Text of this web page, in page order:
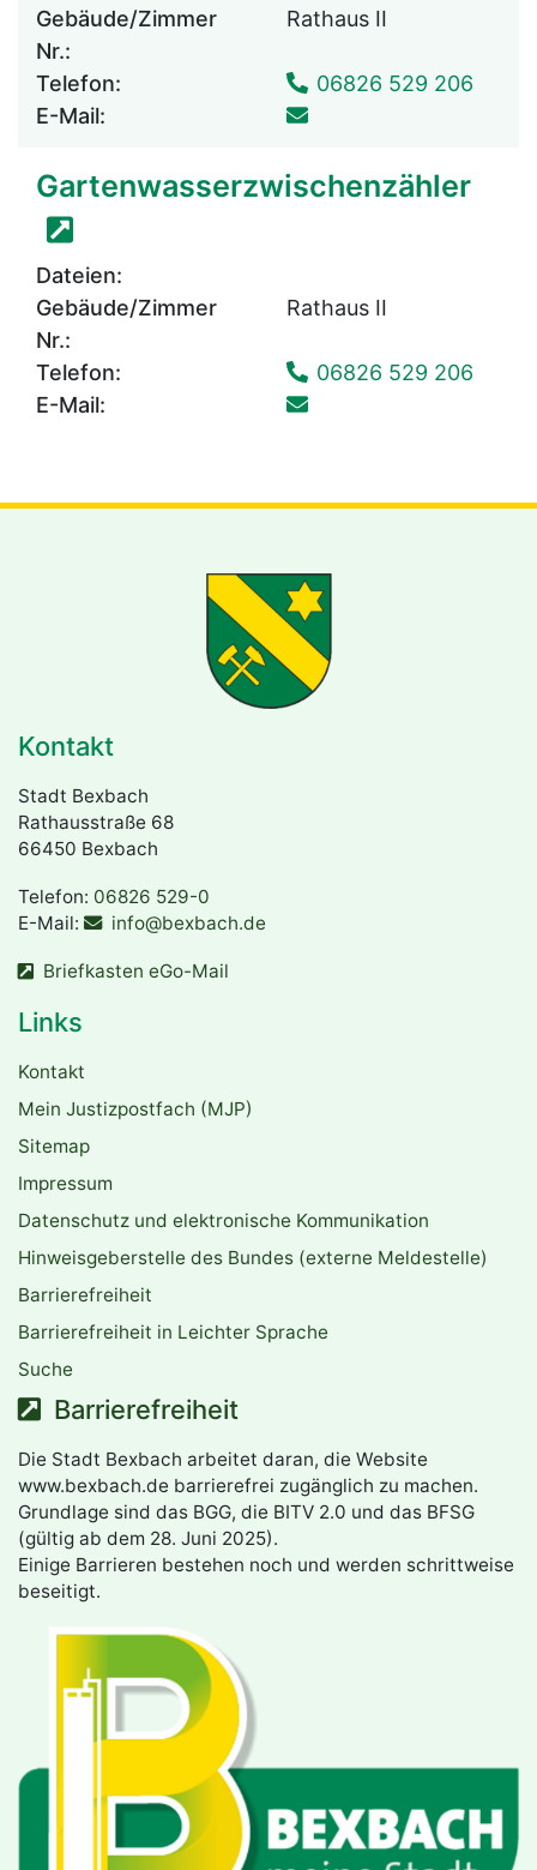
Gebäude/Zimmer
Nr.:
Rathaus II
Telefon:
06826 529 206
E-Mail:
Gartenwasserzwischenzähler
Dateien:
Gebäude/Zimmer
Nr.:
Rathaus II
Telefon:
06826 529 206
E-Mail:
Kontakt
Stadt Bexbach
Rathausstraße 68
66450 Bexbach
Telefon: 06826 529-0
E-Mail:
info@bexbach.de
Briefkasten eGo-Mail
Links
Kontakt
Mein Justizpostfach (MJP)
Sitemap
Impressum
Datenschutz und elektronische Kommunikation
Hinweisgeberstelle des Bundes (externe Meldestelle)
Barrierefreiheit
Barrierefreiheit in Leichter Sprache
Suche
Barrierefreiheit
Die Stadt Bexbach arbeitet daran, die Website
www.bexbach.de barrierefrei zugänglich zu machen.
Grundlage sind das BGG, die BITV 2.0 und das BFSG
(gültig ab dem 28. Juni 2025).
Einige Barrieren bestehen noch und werden schrittweise
beseitigt.